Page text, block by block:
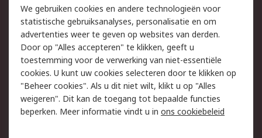
Track & Trace
Wettelijk
Cookiebeleid
Email veiligheid
Privacybeleid
Websitevoorwaarden
Algemene
verkoopvoorwaarden
We gebruiken cookies en andere technologieën voor
statistische gebruiksanalyses, personalisatie en om
advertenties weer te geven op websites van derden.
Door op "Alles accepteren" te klikken, geeft u
toestemming voor de verwerking van niet-essentiële
cookies. U kunt uw cookies selecteren door te klikken op
"Beheer cookies". Als u dit niet wilt, klikt u op "Alles
weigeren". Dit kan de toegang tot bepaalde functies
beperken. Meer informatie vindt u in ons cookiebeleid